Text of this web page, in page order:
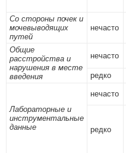
Со стороны почек и
мочевыводящих
путей
нечасто
Общие
расстройства и
нарушения в месте
введения
нечасто
редко
Лабораторные и
инструментальные
данные
нечасто
редко